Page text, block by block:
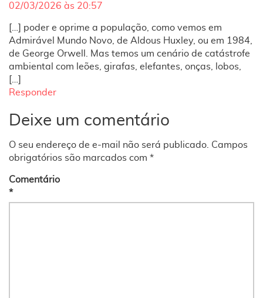
02/03/2026 às 20:57
[…] poder e oprime a população, como vemos em
Admirável Mundo Novo, de Aldous Huxley, ou em 1984,
de George Orwell. Mas temos um cenário de catástrofe
ambiental com leões, girafas, elefantes, onças, lobos,
Responder
Deixe um comentário
O seu endereço de e-mail não será publicado. Campos
obrigatórios são marcados com *
Comentário
*